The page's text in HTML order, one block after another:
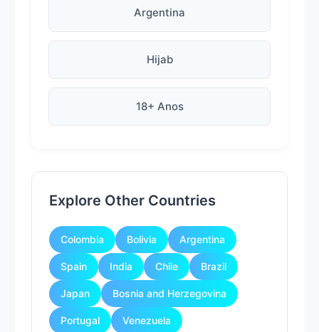
Argentina
Hijab
18+ Anos
Explore Other Countries
Colombia Bolivia Argentina
Spain India Chile Brazil
Japan Bosnia and Herzegovina
Portugal Venezuela